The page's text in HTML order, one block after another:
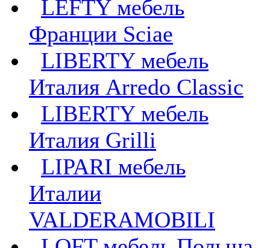
LEFTY мебель
Франции Sciae
LIBERTY мебель
Италия Arredo Classic
LIBERTY мебель
Италия Grilli
LIPARI мебель
Италии
VALDERAMOBILI